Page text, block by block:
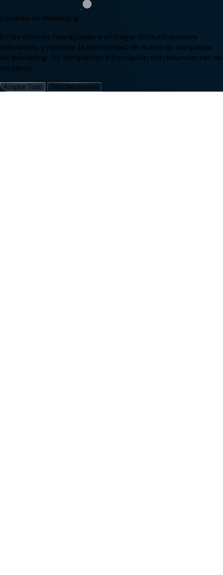
Cookies de Marketing
Estas cookies nos ayudan a entregar comunicaciones
relevantes y rastrear la efectividad de nuestras campañas
de marketing. No comparten información con anunciantes de
terceros.
Aceptar Todo Solo Necesarias